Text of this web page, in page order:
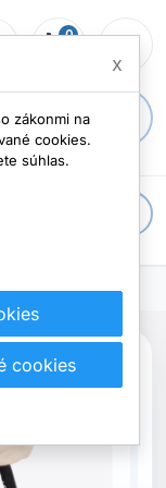
shopping_cart
0
Početmenu
x
zákonmi na
cookies.
súhlas.
cookies